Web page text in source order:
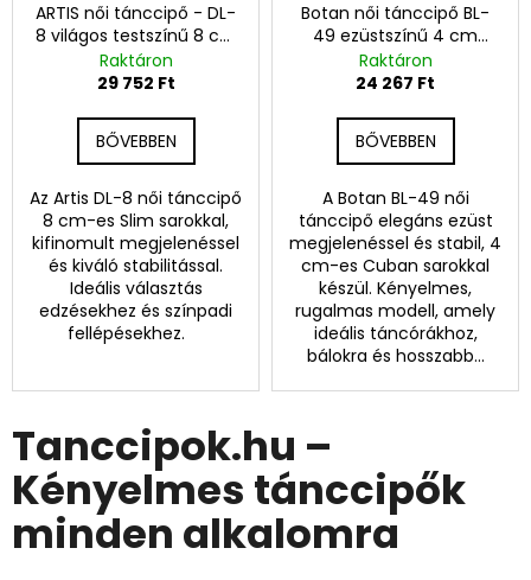
ARTIS női tánccipő - DL-
8 világos testszínű 8 cm
Slim
Raktáron
29 752 Ft
BŐVEBBEN
Az Artis DL-8 női tánccipő
8 cm-es Slim sarokkal,
kifinomult megjelenéssel
és kiváló stabilitással.
Ideális választás
edzésekhez és színpadi
fellépésekhez.
Botan női tánccipő BL-
49 ezüstszínű 4 cm
Cuban
Raktáron
24 267 Ft
BŐVEBBEN
A Botan BL-49 női
tánccipő elegáns ezüst
megjelenéssel és stabil, 4
cm-es Cuban sarokkal
készül. Kényelmes,
rugalmas modell, amely
ideális táncórákhoz,
bálokra és hosszabb...
Tanccipok.hu –
Kényelmes tánccipők
minden alkalomra